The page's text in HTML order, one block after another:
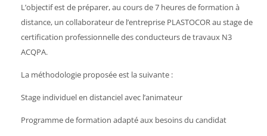
L’objectif est de préparer, au cours de 7 heures de formation à
distance, un collaborateur de l’entreprise PLASTOCOR au stage de
certification professionnelle des conducteurs de travaux N3
ACQPA.
La méthodologie proposée est la suivante :
Stage individuel en distanciel avec l’animateur
Programme de formation adapté aux besoins du candidat